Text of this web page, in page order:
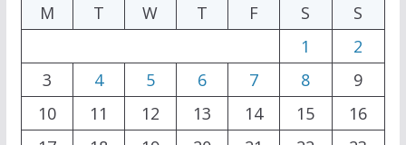
M
T W T F S
S
1
2
3
4 5 6 7 8
9
10
11 12 13 14 15
16